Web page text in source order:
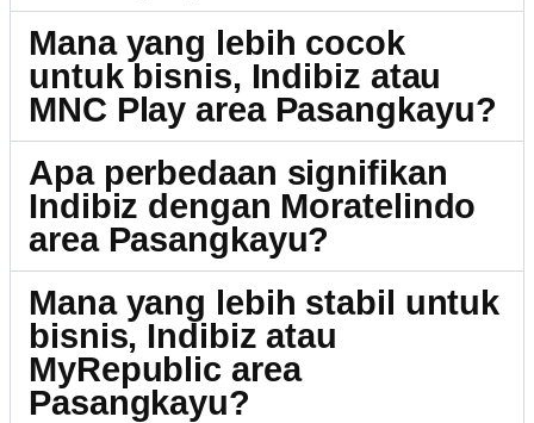
Mana yang lebih cocok
untuk bisnis, Indibiz atau
MNC Play area Pasangkayu?
Apa perbedaan signifikan
Indibiz dengan Moratelindo
area Pasangkayu?
Mana yang lebih stabil untuk
bisnis, Indibiz atau
MyRepublic area
Pasangkayu?